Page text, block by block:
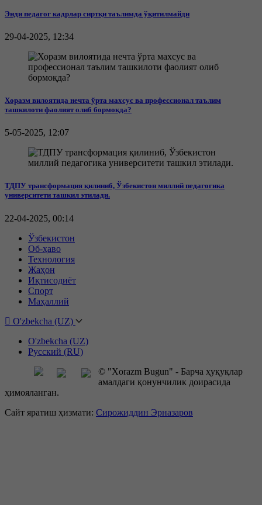
Энди педагог кадрлар сиртқи таълимда ўқитилмайди
29-04-2025, 12:34
Хоразм вилоятида нечта ўрта махсус ва профессионал таълим
ташкилоти фаолият олиб бормоқда?
5-05-2025, 12:07
ТДПУ трансформация қилиниб, Ўзбекистон миллий педагогика
университети ташкил этилади.
22-04-2025, 00:14
Ўзбекистон
Об-ҳаво
Технология
Жаҳон
Иқтисодиёт
Спорт
Маҳаллий
O'zbekcha (UZ)
O'zbekcha (UZ)
Русский (RU)
© "Xorazm Bugun" - Барча ҳуқуқлар
амалдаги қонунчилик доирасида
ҳимояланган.
Сайт яратиш ҳизмати: Сирожиддин Эрназаров